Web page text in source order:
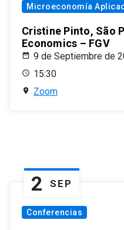
Microeconomía
Cristine Pinto, São
Economics – FGV
9 de Septiembre de
15:30
Zoom
2 SEP
Conferencias